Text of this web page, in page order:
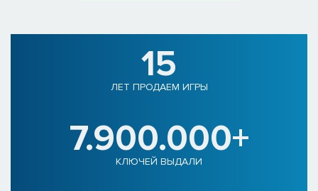
15
ЛЕТ ПРОДАЕМ ИГРЫ
7.900.000+
КЛЮЧЕЙ ВЫДАЛИ